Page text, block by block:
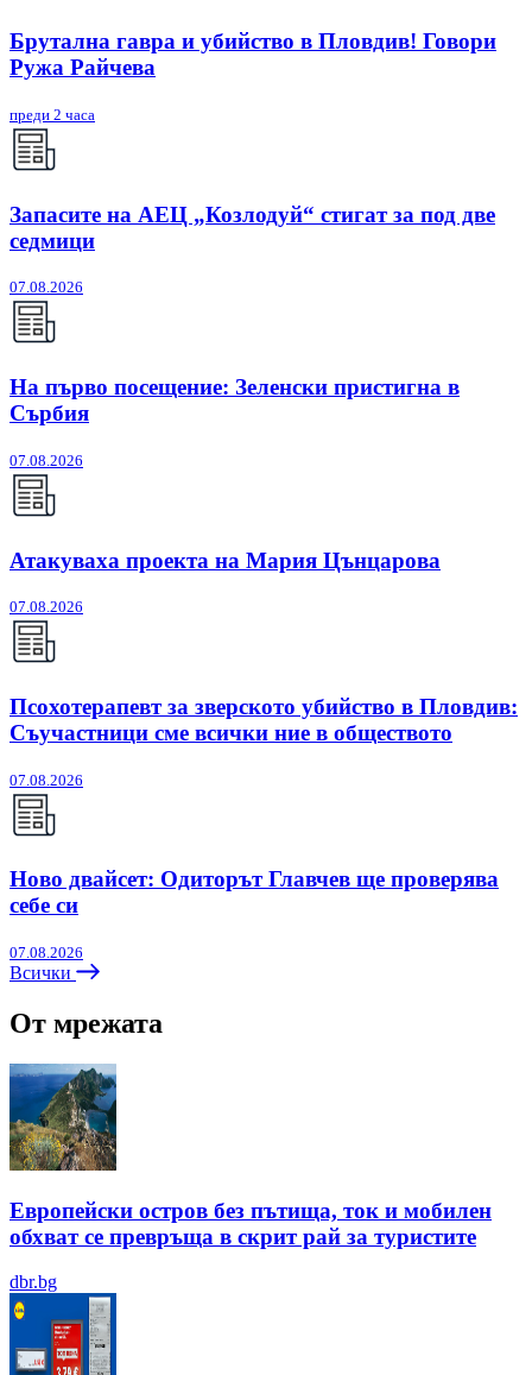
Брутална гавра и убийство в Пловдив! Говори
Ружа Райчева
преди 2 часа
Запасите на АЕЦ „Козлодуй“ стигат за под две
седмици
07.08.2026
На първо посещение: Зеленски пристигна в
Сърбия
07.08.2026
Атакуваха проекта на Мария Цънцарова
07.08.2026
Псохотерапевт за зверското убийство в Пловдив:
Съучастници сме всички ние в обществото
07.08.2026
Ново двайсет: Одиторът Главчев ще проверява
себе си
07.08.2026
Всички
От мрежата
Европейски остров без пътища, ток и мобилен
обхват се превръща в скрит рай за туристите
dbr.bg